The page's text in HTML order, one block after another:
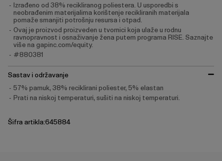
Izrađeno od 38% recikliranog poliestera. U usporedbi s
neobrađenim materijalima korištenje recikliranih materijala
pomaže smanjiti potrošnju resursa i otpad.
Ovaj je proizvod proizveden u tvornici koja ulaže u rodnu
ravnopravnost i osnaživanje žena putem programa RISE. Saznajte
više na gapinc.com/equity.
#880381
Sastav i održavanje
57% pamuk, 38% reciklirani poliester, 5% elastan
Prati na niskoj temperaturi, sušiti na niskoj temperaturi.
Šifra artikla:645884